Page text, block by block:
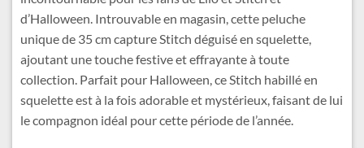
d’Halloween. Introuvable en magasin, cette peluche
unique de 35 cm capture Stitch déguisé en squelette,
ajoutant une touche festive et effrayante à toute
collection. Parfait pour Halloween, ce Stitch habillé en
squelette est à la fois adorable et mystérieux, faisant de lui
le compagnon idéal pour cette période de l’année.